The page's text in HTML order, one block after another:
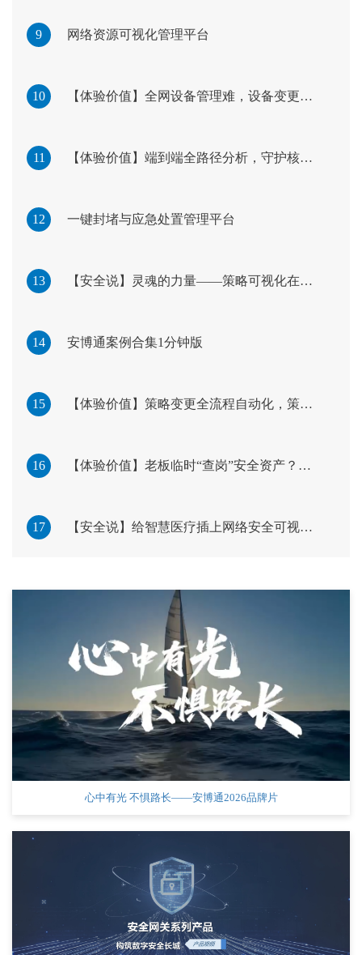
9 网络资源可视化管理平台
10 【体验价值】全网设备管理难，设备变更看不见？运维王哥有妙招
11 【体验价值】端到端全路径分析，守护核心资产的安全大门
12 一键封堵与应急处置管理平台
13 【安全说】灵魂的力量——策略可视化在挂图作战中的实践与思考
14 安博通案例合集1分钟版
15 【体验价值】策略变更全流程自动化，策略运维持续高效合规
16 【体验价值】老板临时“查岗”安全资产？有了“墨影”不用慌！
17 【安全说】给智慧医疗插上网络安全可视化的翅膀
心中有光 不惧路长——安博通2026品牌片